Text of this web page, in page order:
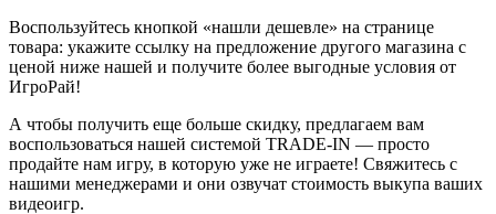
Воспользуйтесь кнопкой «нашли дешевле» на странице
товара: укажите ссылку на предложение другого магазина с
ценой ниже нашей и получите более выгодные условия от
ИгроРай!
А чтобы получить еще больше скидку, предлагаем вам
воспользоваться нашей системой TRADE-IN — просто
продайте нам игру, в которую уже не играете! Свяжитесь с
нашими менеджерами и они озвучат стоимость выкупа ваших
видеоигр.